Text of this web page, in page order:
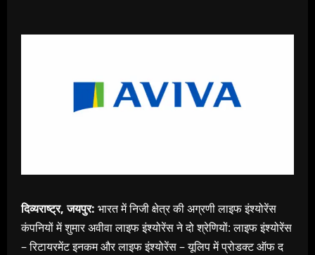
दिव्यराष्ट्र, जयपुर: भारत में निजी क्षेत्र की अग्रणी लाइफ इंश्योरेंस
कंपनियों में शुमार अवीवा लाइफ इंश्योरेंस ने दो श्रेणियों: लाइफ इंश्योरेंस
– रिटायरमेंट इनकम और लाइफ इंश्योरेंस – यूलिप में प्रोडक्ट ऑफ द